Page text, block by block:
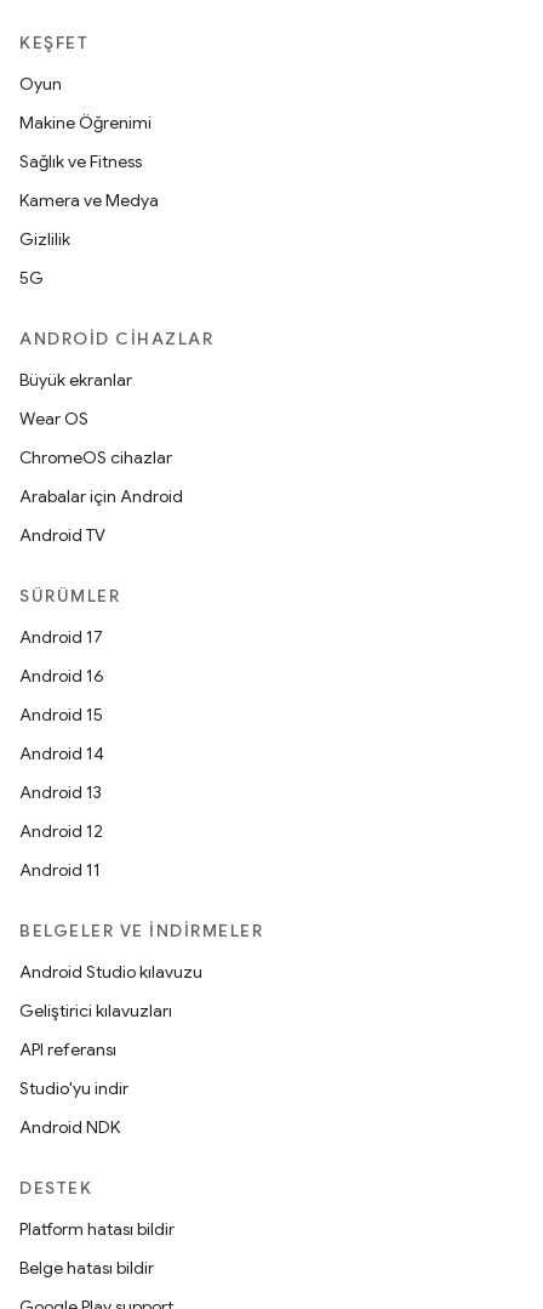
KEŞFET
Oyun
Makine Öğrenimi
Sağlık ve Fitness
Kamera ve Medya
Gizlilik
5G
ANDROID CIHAZLAR
Büyük ekranlar
Wear OS
ChromeOS cihazlar
Arabalar için Android
Android TV
SÜRÜMLER
Android 17
Android 16
Android 15
Android 14
Android 13
Android 12
Android 11
BELGELER VE İNDIRMELER
Android Studio kılavuzu
Geliştirici kılavuzları
API referansı
Studio'yu indir
Android NDK
DESTEK
Platform hatası bildir
Belge hatası bildir